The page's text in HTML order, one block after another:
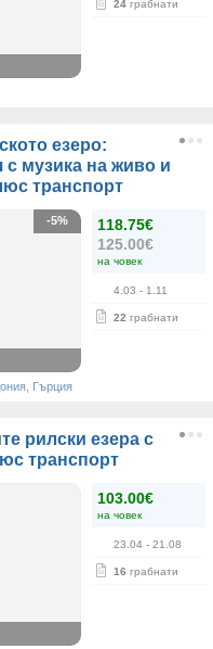
24 грабнати
езеро:
с музика на живо и
транспорт
118.75€
125.00€
на човек
4.03 - 1.11
22 грабнати
-5%
Гърция
рилски езера с
транспорт
103.00€
на човек
23.04 - 21.08
16 грабнати